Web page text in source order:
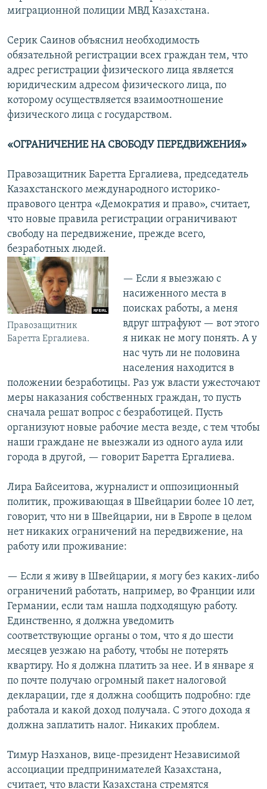
миграционной полиции МВД Казахстана.
Серик Саинов объяснил необходимость
обязательной регистрации всех граждан тем, что
адрес регистрации физического лица является
юридическим адресом физического лица, по
которому осуществляется взаимоотношение
физического лица с государством.
«ОГРАНИЧЕНИЕ НА СВОБОДУ ПЕРЕДВИЖЕНИЯ»
Правозащитник Баретта Ергалиева, председатель
Казахстанского международного историко-
правового центра «Демократия и право», считает,
что новые правила регистрации ограничивают
свободу на передвижение, прежде всего,
безработных людей.
Правозащитник
Баретта Ергалиева.
— Если я выезжаю с
насиженного места в
поисках работы, а меня
вдруг штрафуют — вот этого
я никак не могу понять. А у
нас чуть ли не половина
населения находится в
положении безработицы. Раз уж власти ужесточают
меры наказания собственных граждан, то пусть
сначала решат вопрос с безработицей. Пусть
организуют новые рабочие места везде, с тем чтобы
наши граждане не выезжали из одного аула или
города в другой, — говорит Баретта Ергалиева.
Лира Байсеитова, журналист и оппозиционный
политик, проживающая в Швейцарии более 10 лет,
говорит, что ни в Швейцарии, ни в Европе в целом
нет никаких ограничений на передвижение, на
работу или проживание:
— Если я живу в Швейцарии, я могу без каких-либо
ограничений работать, например, во Франции или
Германии, если там нашла подходящую работу.
Единственно, я должна уведомить
соответствующие органы о том, что я до шести
месяцев уезжаю на работу, чтобы не потерять
квартиру. Но я должна платить за нее. И в январе я
по почте получаю огромный пакет налоговой
декларации, где я должна сообщить подробно: где
работала и какой доход получала. С этого дохода я
должна заплатить налог. Никаких проблем.
Тимур Назханов, вице-президент Независимой
ассоциации предпринимателей Казахстана,
считает, что власти Казахстана стремятся